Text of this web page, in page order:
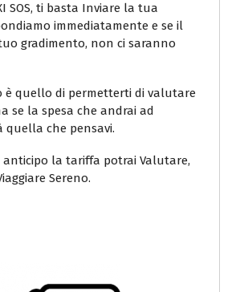
SOS, ti basta Inviare la tua
immediatamente e se il
gradimento, non ci saranno
è quello di permetterti di valutare
se la spesa che andrai ad
che pensavi.
anticipo la tariffa potrai Valutare,
Sereno.